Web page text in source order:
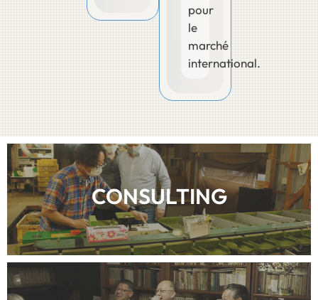
pour
le
marché
international.
CONSULTING